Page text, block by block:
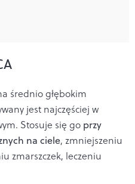
średnio głębokim
jest najczęściej w
Stosuje się go przy
na ciele, zmniejszeniu
zmarszczek, leczeniu